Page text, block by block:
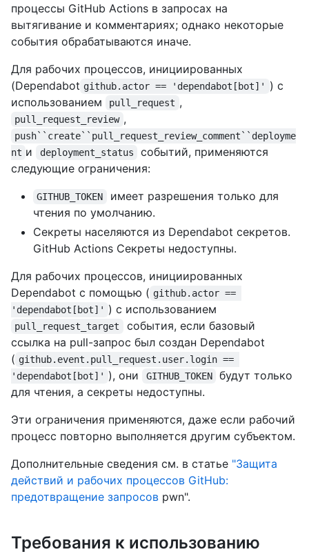
процессы GitHub Actions в запросах на
вытягивание и комментариях; однако некоторые
события обрабатываются иначе.
Для рабочих процессов, инициированных
(Dependabot github.actor == 'dependabot[bot]'
) с
использованием
pull_request ,
pull_request_review ,
push``create``pull_request_review_comment``deployme
nt и deployment_status
событий, применяются
следующие ограничения:
GITHUB_TOKEN
имеет разрешения только для
чтения по умолчанию.
Секреты населяются из Dependabot секретов.
GitHub Actions Секреты недоступны.
Для рабочих процессов, инициированных
Dependabot с помощью ( github.actor ==
'dependabot[bot]' ) с использованием
pull_request_target
события, если базовый
ссылка на pull-запрос был создан Dependabot
( github.event.pull_request.user.login ==
'dependabot[bot]' ), они GITHUB_TOKEN
будут только
для чтения, а секреты недоступны.
Эти ограничения применяются, даже если рабочий
процесс повторно выполняется другим субъектом.
Дополнительные сведения см. в статье "Защита
действий и рабочих процессов GitHub:
предотвращение запросов pwn".
Требования к использованию